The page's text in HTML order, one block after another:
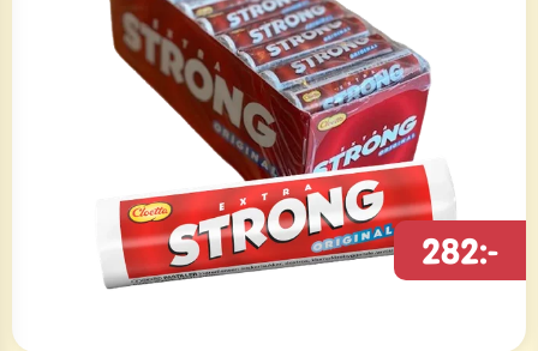
282:-